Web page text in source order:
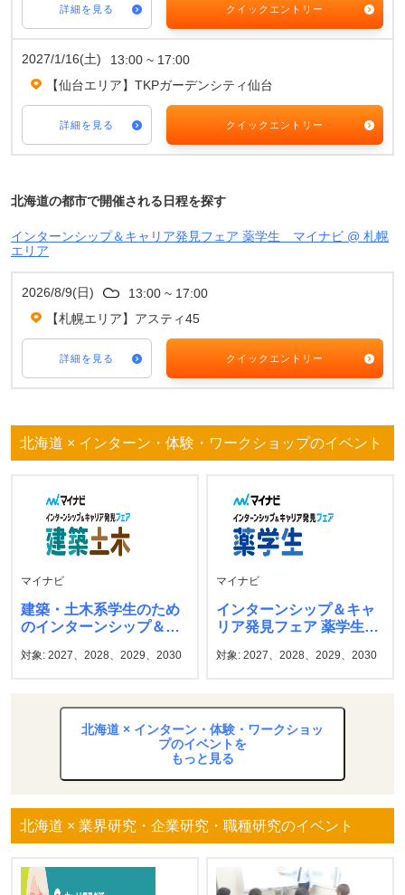
詳細を見る クイックエントリー
2027/1/16(土)
13:00 ~ 17:00
【仙台エリア】TKPガーデンシティ仙台
詳細を見る クイックエントリー
北海道の都市で開催される日程を探す
インターンシップ＆キャリア発見フェア 薬学生 マイナビ @ 札幌
エリア
2026/8/9(日)
13:00 ~ 17:00
【札幌エリア】アスティ45
詳細を見る クイックエントリー
北海道 × インターン・体験・ワークショップのイベント
マイナビ
建築・土木系学生のため
のインターンシップ＆キ
ナビ
対象: 2027、2028、2029、2030
マイナビ
インターンシップ＆キャ
リア発見フェア 薬学生
対象: 2027、2028、2029、2030
北海道 × インターン・体験・ワークショッ
プのイベントを
もっと見る
北海道 × 業界研究・企業研究・職種研究のイベント